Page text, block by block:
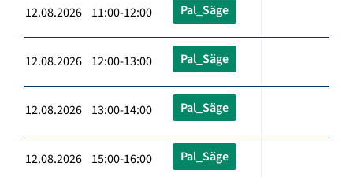
12.08.2026 11:00-12:00 Pal_Säge
12.08.2026 12:00-13:00 Pal_Säge
12.08.2026 13:00-14:00 Pal_Säge
12.08.2026 15:00-16:00 Pal_Säge